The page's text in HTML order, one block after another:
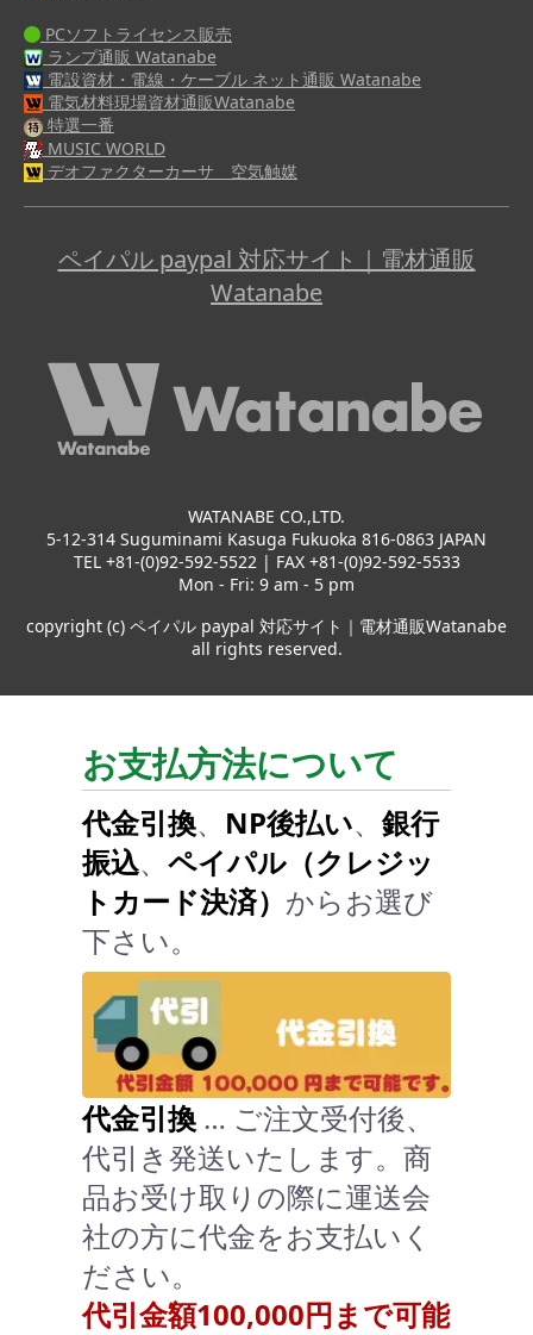
PCソフトライセンス販売
ランプ通販 Watanabe
電設資材・電線・ケーブル ネット通販 Watanabe
電気材料現場資材通販Watanabe
特選一番
MUSIC WORLD
デオファクターカーサ 空気触媒
ペイパル paypal 対応サイト｜電材通販
Watanabe
WATANABE CO.,LTD.
5-12-314 Suguminami Kasuga Fukuoka 816-0863 JAPAN
TEL +81-(0)92-592-5522 | FAX +81-(0)92-592-5533
Mon - Fri: 9 am - 5 pm
copyright (c) ペイパル paypal 対応サイト｜電材通販Watanabe
all rights reserved.
お支払方法について
代金引換、 NP後払い、 銀行
振込、 ペイパル（クレジッ
トカード決済） からお選び
下さい。
代金引換 … ご注文受付後、
代引き発送いたします。商
品お受け取りの際に運送会
社の方に代金をお支払いく
ださい。
代引金額100,000円まで可能